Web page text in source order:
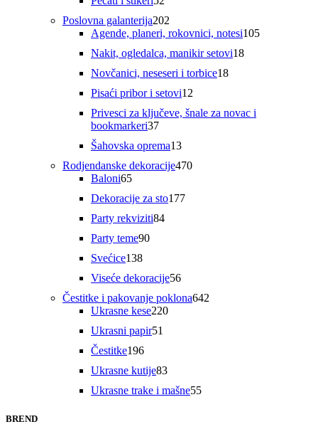
Poslovna galanterija202
proizvoda
Agende, planeri, rokovnici, notesi105105
Nakit, ogledalca, manikir setovi1818
Novčanici, neseseri i torbice1818
Pisaći pribor i setovi12
Privesci za ključeve, šnale za novac i
bookmarkeri3737
Šahovska oprema1313
Rodjendanske dekoracije470470
Baloni6565
Dekoracije za sto177177
Party rekviziti8484
Party teme9090
Svećice138138
Viseće dekoracije5656
Čestitke i pakovanje poklona642
Ukrasne kese220220
Ukrasni papir51
Čestitke196196
Ukrasne kutije8383
Ukrasne trake i mašne5555
BREND